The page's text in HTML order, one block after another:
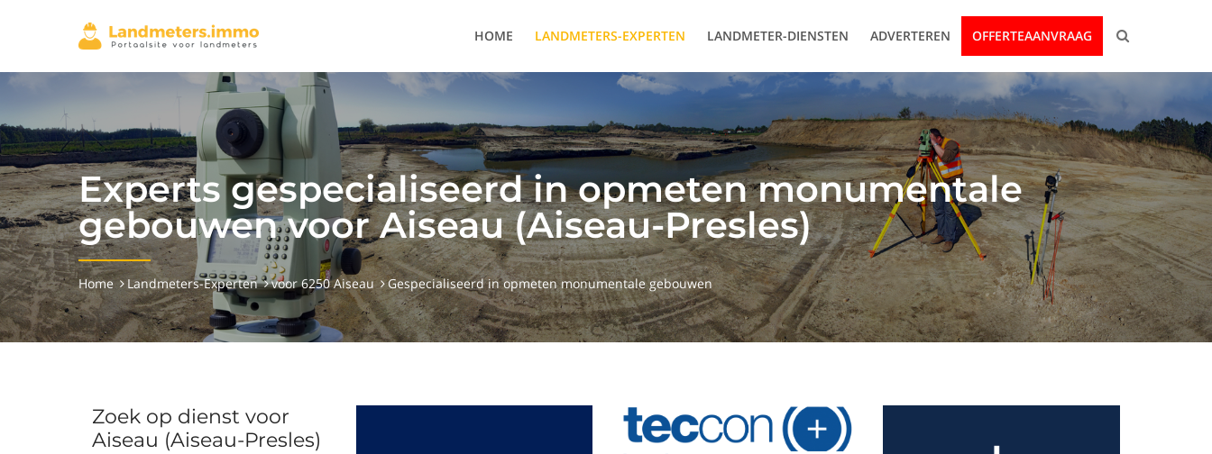
HOME LANDMETERS-EXPERTEN LANDMETER-DIENSTEN ADVERTEREN OFFERTEAANVRAAG
Experts gespecialiseerd in opmeten monumentale
gebouwen voor Aiseau (Aiseau-Presles)
Home Landmeters-Experten voor 6250 Aiseau Gespecialiseerd in opmeten monumentale gebouwen
Zoek op dienst voor
Aiseau (Aiseau-Presles)